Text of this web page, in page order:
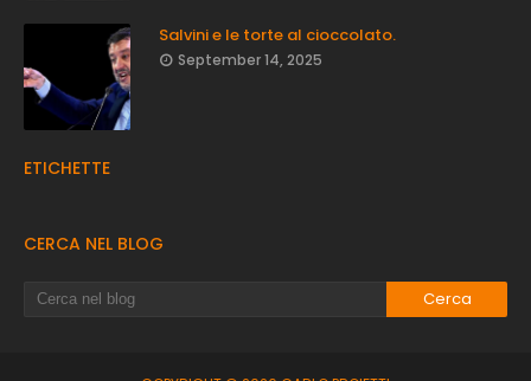
Salvini e le torte al cioccolato.
September 14, 2025
ETICHETTE
CERCA NEL BLOG